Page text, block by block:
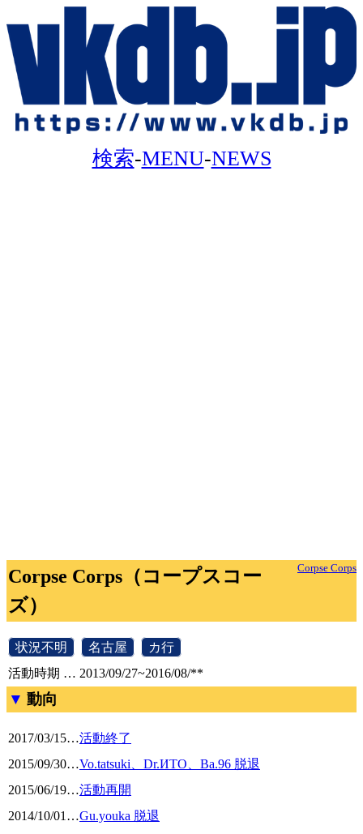
検索-MENU-NEWS
Corpse Corps
Corpse Corps（コープスコー
ズ）
状況不明 名古屋 カ行
活動時期 … 2013/09/27~2016/08/**
動向
2017/03/15…活動終了
2015/09/30…Vo.tatsuki、Dr.ИТО、Ba.96 脱退
2015/06/19…活動再開
2014/10/01 …Gu.youka 脱退